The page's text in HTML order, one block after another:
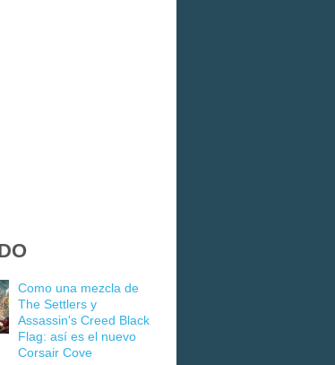
Como una mezcla de
The Settlers y
Assassin's Creed Black
Flag: así es el nuevo
Corsair Cove